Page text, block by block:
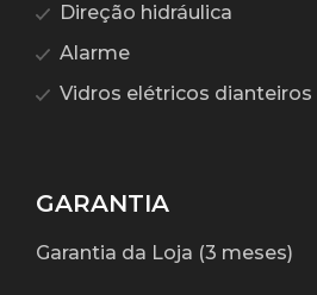
Direção hidráulica
Alarme
Vidros elétricos dianteiros
GARANTIA
Garantia da Loja (3 meses)